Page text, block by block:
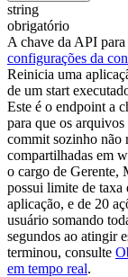
string
obrigatório
A chave da API
configurações da
Reinicia uma
de um start
Este é o endpoint a
para que os
commit sozinho não
compartilhadas em
o cargo de Gerente,
possui limite de taxa
aplicação, e de 20
usuário somando
segundos ao atingir
terminou, consulte
em tempo real.